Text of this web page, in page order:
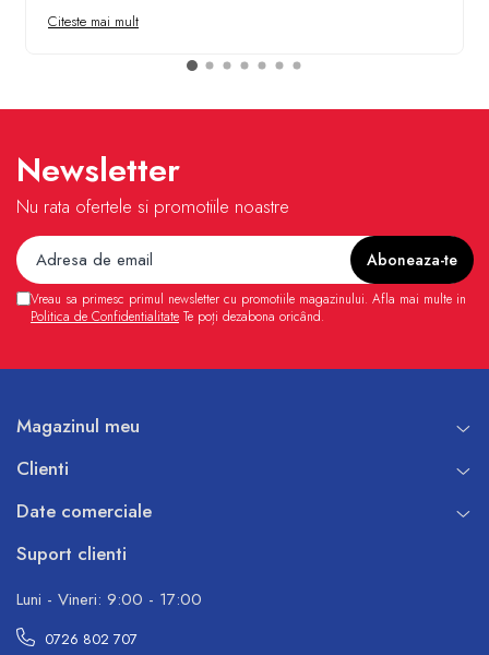
Citeste mai mult
Newsletter
Nu rata ofertele si promotiile noastre
Vreau sa primesc primul newsletter cu promotiile magazinului. Afla mai multe in
Politica de Confidentialitate Te poți dezabona oricând.
Magazinul meu
Clienti
Date comerciale
Suport clienti
Luni - Vineri: 9:00 - 17:00
0726 802 707